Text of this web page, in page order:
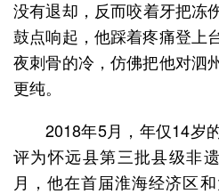
没有退却，反而咬着牙把
鼓点响起，他踩着疼痛登上
夜刺骨的冷，仿佛把他对泗
更纯。
2018年5月，年仅14岁
评为怀远县第三批县级非
月，他在首届淮海经济区